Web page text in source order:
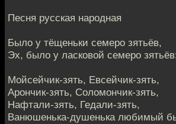
Песня русская народная
Было у тёщеньки семеро зятьёв,
Эх, было у ласковой семеро
Мойсейчик-зять, Евсейчик-зять,
Арончик-зять, Соломончик-зять,
Нафтали-зять, Гедали-зять,
Ванюшенька-душенька любимый